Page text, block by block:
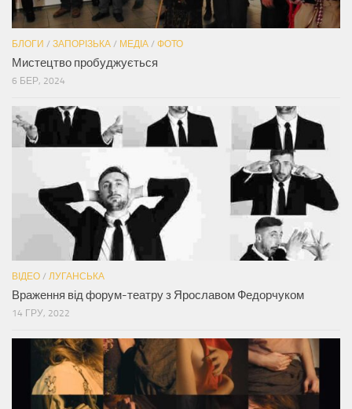
БЛОГИ / ЗАПОРІЗЬКА / МЕДІА / ФОТО
Мистецтво пробуджується
6 БЕР, 2024
ВІДЕО / ЛУГАНСЬКА
Враження від форум-театру з Ярославом Федорчуком
14 ГРУ, 2022